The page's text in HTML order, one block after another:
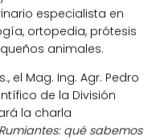
especialista en
ortopedia, prótesis
animales.
el Mag. Ing. Agr. Pedro
de la División
la charla
qué sabemos